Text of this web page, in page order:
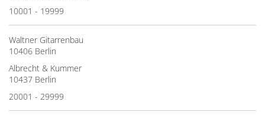
10001 - 19999
Waltner Gitarrenbau
10406 Berlin
Albrecht & Kummer
10437 Berlin
20001 - 29999